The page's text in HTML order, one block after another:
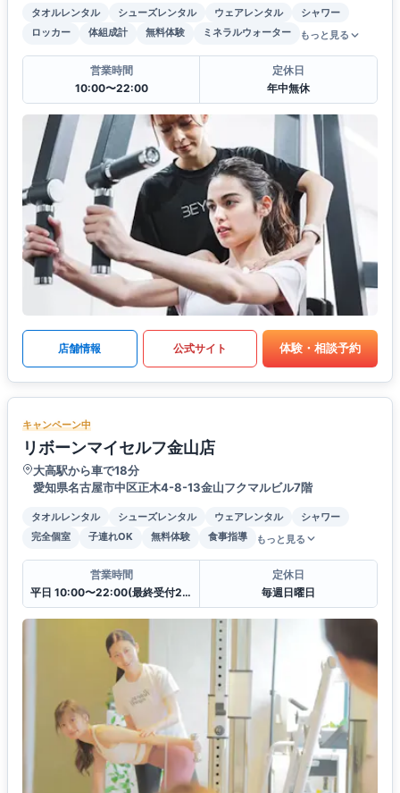
タオルレンタル シューズレンタル ウェアレンタル
シャワー
ロッカー
体組成計 無料体験 ミネラルウォーター もっと見る
営業時間
10:00〜22:00
定休日
年中無休
店舗情報 公式サイト 体験・相談予約
キャンペーン中
リボーンマイセルフ金山店
大高駅から車で18分
愛知県名古屋市中区正木4-8-13金山フクマルビル7階
タオルレンタル シューズレンタル ウェアレンタル
シャワー
完全個室
子連れOK 無料体験 食事指導 もっと見る
営業時間
平日 10:00〜22:00(最終受付21:00)
定休日
毎週日曜日